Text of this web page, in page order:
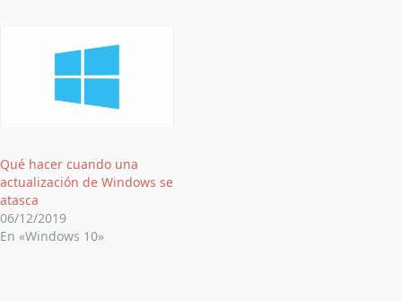
Qué hacer cuando una
actualización de Windows se
atasca
06/12/2019
En «Windows 10»